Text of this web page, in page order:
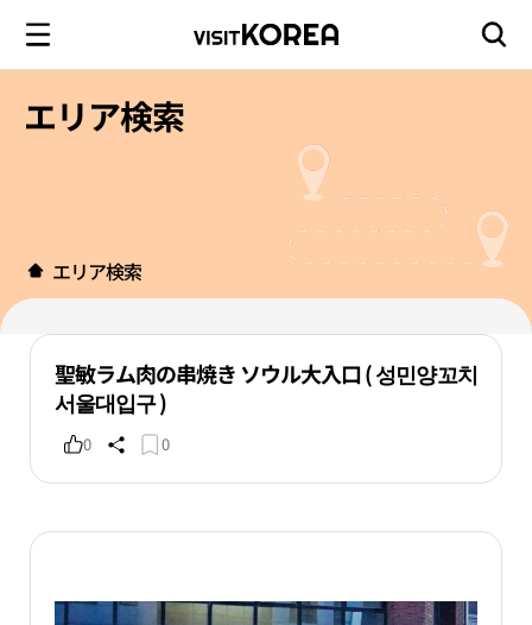
エリア検索
エリア検索
聖敏ラム肉の串焼き ソウル大入口 ( 성민양꼬치
서울대입구 )
0 0